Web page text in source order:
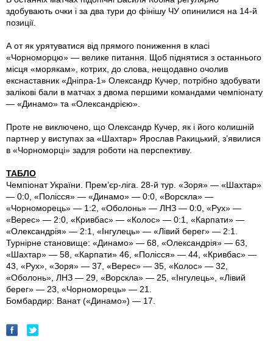
здобувають очки і за два тури до фінішу ЧУ опинилися на 14-й
позиції.
А от як урятуватися від прямого пониження в класі
«Чорноморцю» — велике питання. Щоб піднятися з останнього
місця «морякам», котрих, до слова, нещодавно очолив
екснаставник «Дніпра-1» Олександр Кучер, потрібно здобувати
залікові бали в матчах з двома першими командами чемпіонату
— «Динамо» та «Олександрією».
Проте не виключено, що Олександр Кучер, як і його колишній
партнер у виступах за «Шахтар» Ярослав Ракицький, з’явилися
в «Чорноморці» задля роботи на перспективу.
ТАБЛО
Чемпіонат України. Прем’єр-ліга. 28-й тур. «Зоря» — «Шахтар»
— 0:0, «Полісся» — «Динамо» — 0:0, «Ворскла» —
«Чорноморець» — 1:2, «Оболонь» — ЛНЗ — 0:0, «Рух» —
«Верес» — 2:0, «Кривбас» — «Колос» — 0:1, «Карпати» —
«Олександрія» — 2:1, «Інгулець» — «Лівий берег» — 2:1.
Турнірне становище: «Динамо» — 68, «Олександрія» — 63,
«Шахтар» — 58, «Карпати» 46, «Полісся» — 44, «Кривбас» —
43, «Рух», «Зоря» — 37, «Верес» — 35, «Колос» — 32,
«Оболонь», ЛНЗ — 29, «Ворскла» — 25, «Інгулець», «Лівий
берег» — 23, «Чорноморець» — 21.
Бомбардир: Ванат («Динамо») — 17.